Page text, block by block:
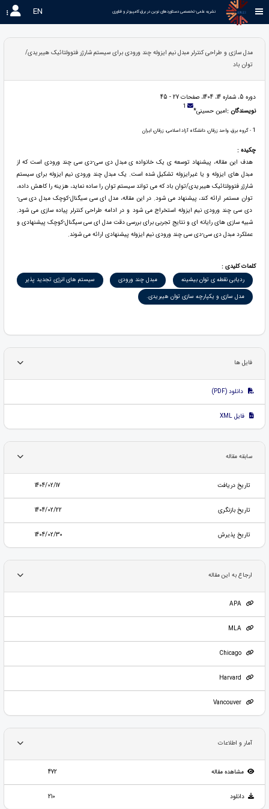
نشریه علمی-تخصصی دستاوردهای نوین در برق،کامپیوتر و فناوری EN
مدل سازی و طراحی کنترلر مبدل نیم ایزوله چند ورودی برای سیستم شارژر فتوولتائیک هیبریدی/
توان باد
دوره 5، شماره 14، 1404، صفحات 27 - 45
نویسندگان :امین حسینی* 1
1 - گروه برق، واحد زرقان، دانشگاه آزاد اسلامی، زرقان، ایران
چکیده :
هدف این مقاله، پیشنهاد توسعه ی یک خانواده ی مبدل دی سی-دی سی چند ورودی است که از
مبدل های ایزوله و یا غیرایزوله تشکیل شده است. یک مبدل چند ورودی نیم ایزوله برای سیستم
شارژر فتوولتائیک هیبریدی/توان باد که می تواند سیستم توان را ساده نماید، هزینه را کاهش داده،
توان مستمر ارائه کند، پیشنهاد می شود. در این مقاله، مدل ای سی سیگنال-کوچک مبدل دی سی-
دی سی چند ورودی نیم ایزوله استخراج می شود و در ادامه طراحی کنترلر پیاده سازی می شود.
شبیه سازی های رایانه ای و نتایج تجربی برای بررسی دقت مدل ای سی سیگنال-کوچک پیشنهادی و
عملکرد مبدل دی سی-دی سی چند ورودی نیم ایزوله پیشنهادی ارائه می شوند.
کلمات کلیدی :
ردیابی نقطه ی توان بیشینه
مبدل چند ورودی
سیستم های انرژی تجدید پذیر
مدل سازی و یکپارچه سازی توان هیبریدی.
فایل ها
دانلود (PDF)
فایل XML
سابقه مقاله
تاریخ دریافت 1404/02/17
تاریخ بازنگری 1404/02/22
تاریخ پذیرش 1404/02/30
ارجاع به این مقاله
APA
MLA
Chicago
Vancouver
آمار و اطلاعات
مشاهده مقاله 472
دانلود 210